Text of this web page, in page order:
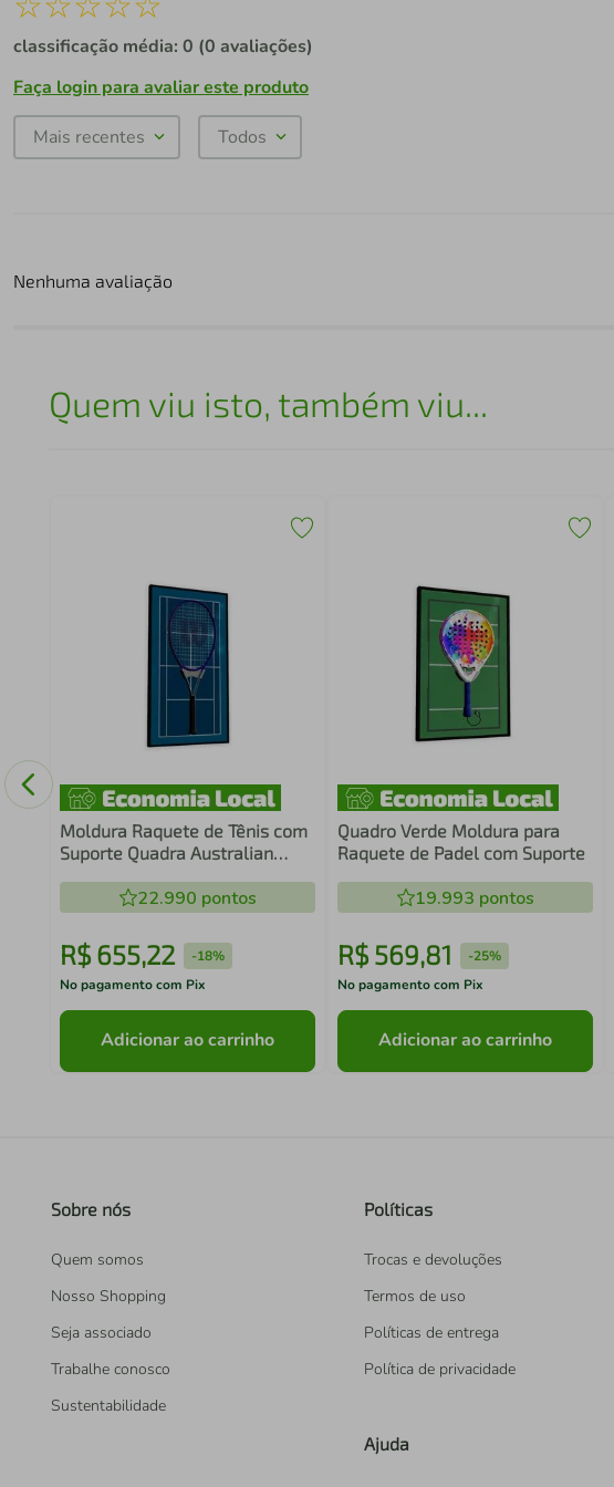
classificação média: 0 (0 avaliações)
Faça login para avaliar este produto
Mais recentes Todos
Nenhuma avaliação
Quem viu isto, também viu...
Moldura Raquete de Tênis com
Suporte Quadra Australian
22.990 pontos
R$ 655,22 -18%
No pagamento com Pix
Adicionar ao carrinho
Quadro Verde Moldura para
Raquete de Padel com Suporte
19.993 pontos
R$ 569,81 -25%
No pagamento com Pix
Adicionar ao carrinho
Sobre nós
Quem somos
Nosso Shopping
Seja associado
Trabalhe conosco
Sustentabilidade
Políticas
Trocas e devoluções
Termos de uso
Políticas de entrega
Política de privacidade
Ajuda